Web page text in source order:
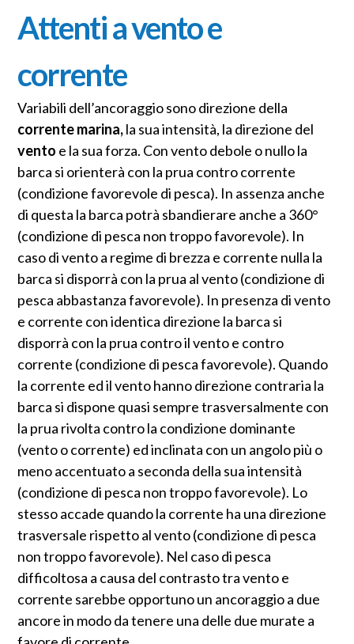
Attenti a vento e
corrente
Variabili dell’ancoraggio sono direzione della
corrente marina,la sua intensità, la direzione del
vento e la sua forza. Con vento debole o nullo la
barca si orienterà con la prua contro corrente
(condizione favorevole di pesca). In assenza anche
di questa la barca potrà sbandierare anche a 360°
(condizione di pesca non troppo favorevole). In
caso di vento a regime di brezza e corrente nulla la
barca si disporrà con la prua al vento (condizione di
pesca abbastanza favorevole). In presenza di vento
e corrente con identica direzione la barca si
disporrà con la prua contro il vento e contro
corrente (condizione di pesca favorevole). Quando
la corrente ed il vento hanno direzione contraria la
barca si dispone quasi sempre trasversalmente con
la prua rivolta contro la condizione dominante
(vento o corrente) ed inclinata con un angolo più o
meno accentuato a seconda della sua intensità
(condizione di pesca non troppo favorevole). Lo
stesso accade quando la corrente ha una direzione
trasversale rispetto al vento (condizione di pesca
non troppo favorevole). Nel caso di pesca
difficoltosa a causa del contrasto tra vento e
corrente sarebbe opportuno un ancoraggio a due
ancore in modo da tenere una delle due murate a